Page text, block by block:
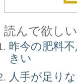
読んで欲し
昨今の肥料
きい
人手が足り